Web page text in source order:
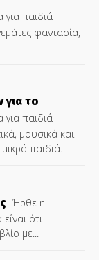
παιδιά
φαντασία,
για το
παιδιά
μουσικά και
παιδιά.
Ήρθε η
ότι
με...